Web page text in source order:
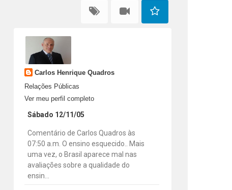
Carlos Henrique Quadros
Relações Públicas
Ver meu perfil completo
Sábado 12/11/05
Comentário de Carlos Quadros às
07:50 a.m. O ensino esquecido.. Mais
uma vez, o Brasil aparece mal nas
avaliações sobre a qualidade do
ensin...